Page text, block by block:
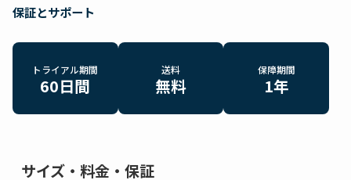
保証とサポート
トライアル期間
60日間
送料
無料
保障期間
1年
サイズ・料金・保証